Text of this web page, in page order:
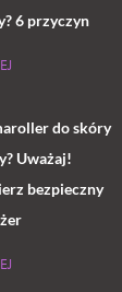
6 przyczyn
do skóry
Uważaj!
bezpieczny